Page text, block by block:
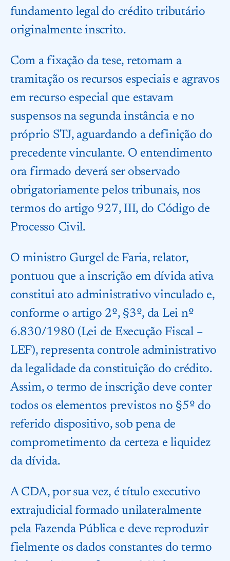
fundamento legal do crédito tributário
originalmente inscrito.
Com a fixação da tese, retomam a
tramitação os recursos especiais e agravos
em recurso especial que estavam
suspensos na segunda instância e no
próprio STJ, aguardando a definição do
precedente vinculante. O entendimento
ora firmado deverá ser observado
obrigatoriamente pelos tribunais, nos
termos do artigo 927, III, do Código de
Processo Civil.
O ministro Gurgel de Faria, relator,
pontuou que a inscrição em dívida ativa
constitui ato administrativo vinculado e,
conforme o artigo 2º, §3º, da Lei nº
6.830/1980 (Lei de Execução Fiscal –
LEF), representa controle administrativo
da legalidade da constituição do crédito.
Assim, o termo de inscrição deve conter
todos os elementos previstos no §5º do
referido dispositivo, sob pena de
comprometimento da certeza e liquidez
da dívida.
A CDA, por sua vez, é título executivo
extrajudicial formado unilateralmente
pela Fazenda Pública e deve reproduzir
fielmente os dados constantes do termo